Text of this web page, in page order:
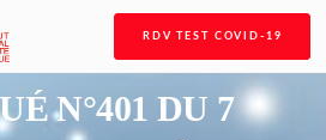
RDV TEST COVID-19
N°401 DU 7